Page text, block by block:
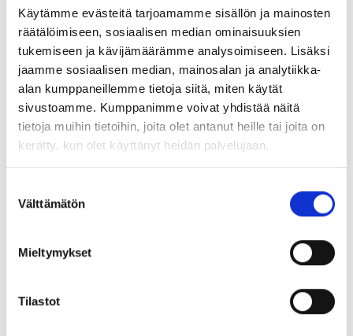
Käytämme evästeitä tarjoamamme sisällön ja mainosten
räätälöimiseen, sosiaalisen median ominaisuuksien
tukemiseen ja kävijämäärämme analysoimiseen. Lisäksi
jaamme sosiaalisen median, mainosalan ja analytiikka-
alan kumppaneillemme tietoja siitä, miten käytät
sivustoamme. Kumppanimme voivat yhdistää näitä
tietoja muihin tietoihin, joita olet antanut heille tai joita on
kerätty, kun olet käyttänyt heidän palvelujaan.
valinta
Välttämätön
Mieltymykset
Tilastot